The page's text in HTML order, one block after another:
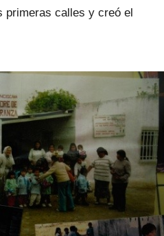
primeras calles y creó el